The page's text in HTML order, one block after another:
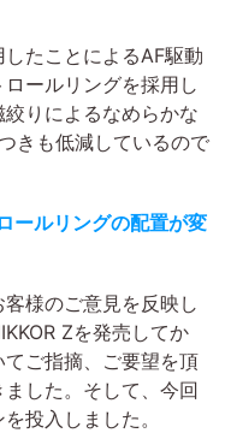
たことによるAF駆動
ールリングを採用し
りによるなめらかな
きも低減しているので
ールリングの配置が変
様のご意見を反映し
Zを発売してか
ご指摘、ご要望を頂
した。そして、今回
投入しました。